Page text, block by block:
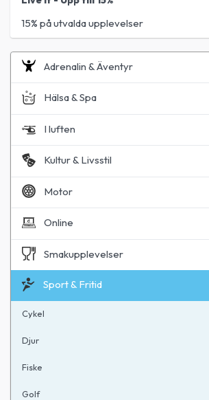
15% på utvalda upplevelser
Adrenalin & Äventyr
Hälsa & Spa
I luften
Kultur & Livsstil
Motor
Online
Smakupplevelser
Sport & Fritid
Cykel
Djur
Fiske
Golf